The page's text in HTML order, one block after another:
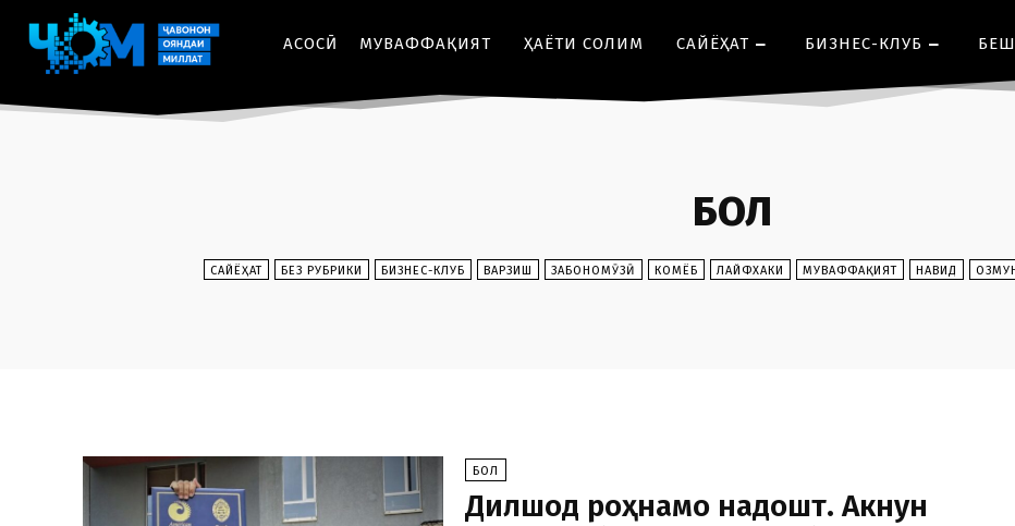
АСОСӢ МУВАФФАҚИЯТ ҲАЁТИ СОЛИМ CАЙЁҲАТ БИЗНЕС-КЛУБ
БОЛ
CАЙЁҲАТ БЕЗ РУБРИКИ БИЗНЕС-КЛУБ ВАРЗИШ ЗАБОНОМӮЗӢ КОМЁБ ЛАЙФХАКИ МУВАФФАҚИЯТ НАВИД
БОЛ
Дилшод роҳнамо надошт. Акнун